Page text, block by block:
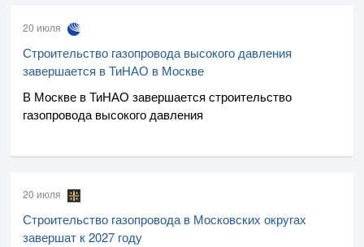
20 июля
Строительство газопровода высокого давления
завершается в ТиНАО в Москве
В Москве в ТиНАО завершается строительство
газопровода высокого давления
20 июля
Строительство газопровода в Московских округах
завершат к 2027 году